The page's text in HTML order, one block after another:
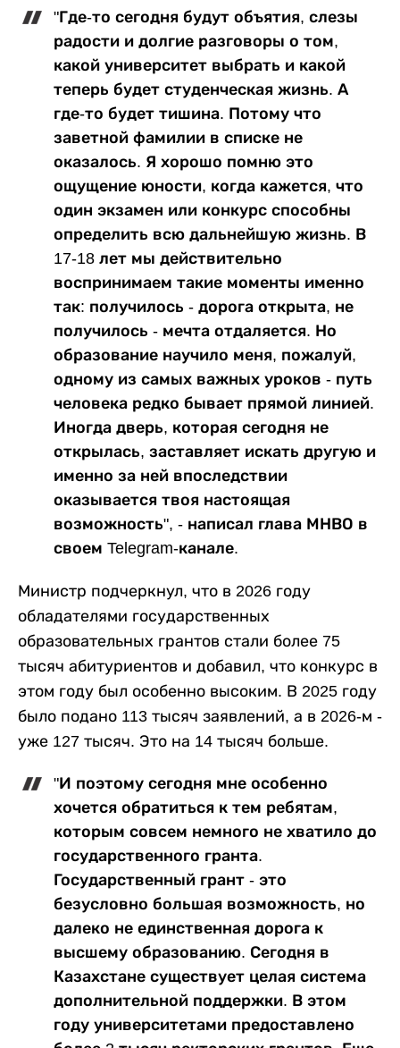
"Где-то сегодня будут объятия, слезы
радости и долгие разговоры о том,
какой университет выбрать и какой
теперь будет студенческая жизнь. А
где-то будет тишина. Потому что
заветной фамилии в списке не
оказалось. Я хорошо помню это
ощущение юности, когда кажется, что
один экзамен или конкурс способны
определить всю дальнейшую жизнь. В
17-18 лет мы действительно
воспринимаем такие моменты именно
так: получилось - дорога открыта, не
получилось - мечта отдаляется. Но
образование научило меня, пожалуй,
одному из самых важных уроков - путь
человека редко бывает прямой линией.
Иногда дверь, которая сегодня не
открылась, заставляет искать другую и
именно за ней впоследствии
оказывается твоя настоящая
возможность", - написал глава МНВО в
своем Telegram-канале.
Министр подчеркнул, что в 2026 году
обладателями государственных
образовательных грантов стали более 75
тысяч абитуриентов и добавил, что конкурс в
этом году был особенно высоким. В 2025 году
было подано 113 тысяч заявлений, а в 2026-м -
уже 127 тысяч. Это на 14 тысяч больше.
"И поэтому сегодня мне особенно
хочется обратиться к тем ребятам,
которым совсем немного не хватило до
государственного гранта.
Государственный грант - это
безусловно большая возможность, но
далеко не единственная дорога к
высшему образованию. Сегодня в
Казахстане существует целая система
дополнительной поддержки. В этом
году университетами предоставлено